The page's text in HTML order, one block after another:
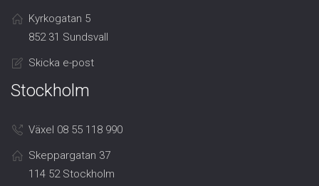
Kyrkogatan 5
852 31 Sundsvall
Skicka e-post
Stockholm
Växel 08 55 118 990
Skeppargatan 37
114 52 Stockholm